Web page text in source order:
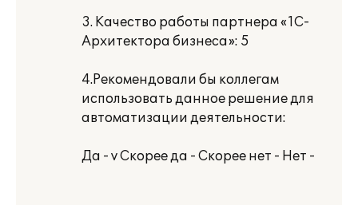
3. Качество работы партнера «1С-
Архитектора бизнеса»: 5
4.Рекомендовали бы коллегам
использовать данное решение для
автоматизации деятельности:
Да - v Скорее да - Скорее нет - Нет -